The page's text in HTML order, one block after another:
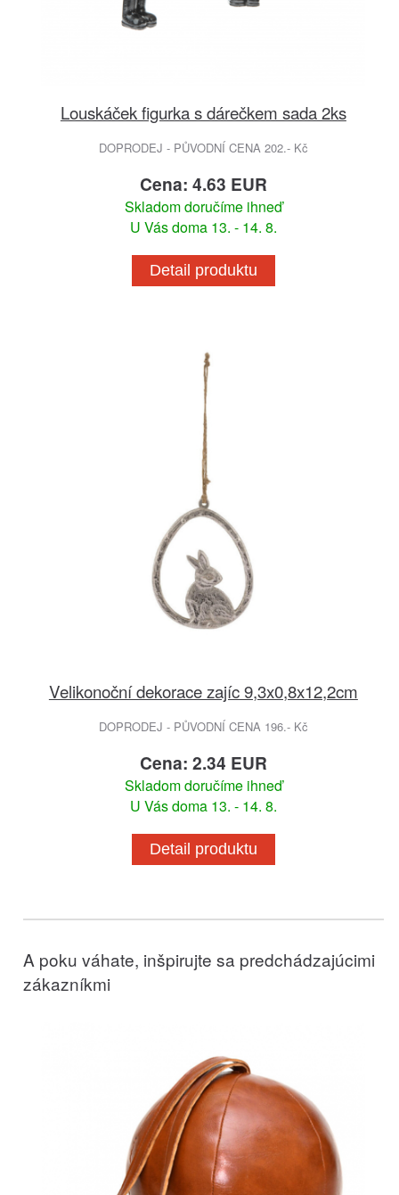
Louskáček figurka s dárečkem sada 2ks
DOPRODEJ - PŮVODNÍ CENA 202.- Kč
Cena: 4.63 EUR
Skladom doručíme ihneď
U Vás doma 13. - 14. 8.
Detail produktu
Velikonoční dekorace zajíc 9,3x0,8x12,2cm
DOPRODEJ - PŮVODNÍ CENA 196.- Kč
Cena: 2.34 EUR
Skladom doručíme ihneď
U Vás doma 13. - 14. 8.
Detail produktu
A poku váhate, inšpirujte sa predchádzajúcimi
zákazníkmi